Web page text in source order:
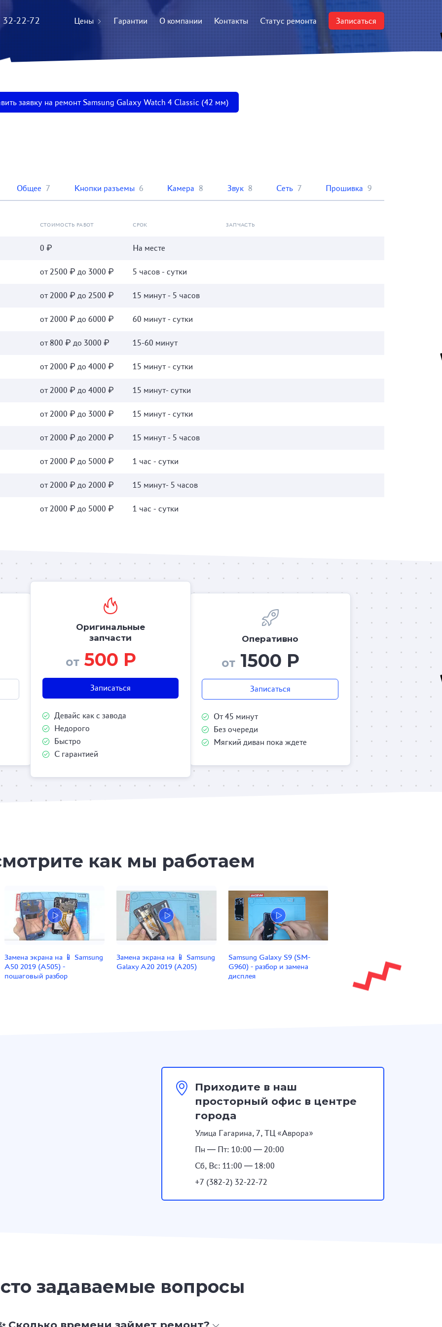
32-22-72 Цены Гарантии О компании Контакты Статус ремонта Записаться
заявку на ремонт Samsung Galaxy Watch 4 Classic (42 мм)
Общее 7 Кнопки разъемы 6 Камера 8 Звук 8 Сеть 7 Прошивка 9
СТОИМОСТЬ РАБОТ СРОК ЗАПЧАСТЬ
0 ₽ На месте
от 2500 ₽ до 3000 ₽ 5 часов - сутки
от 2000 ₽ до 2500 ₽ 15 минут - 5 часов
от 2000 ₽ до 6000 ₽ 60 минут - сутки
от 800 ₽ до 3000 ₽ 15-60 минут
от 2000 ₽ до 4000 ₽ 15 минут - сутки
от 2000 ₽ до 4000 ₽ 15 минут- сутки
от 2000 ₽ до 3000 ₽ 15 минут - сутки
от 2000 ₽ до 2000 ₽ 15 минут - 5 часов
от 2000 ₽ до 5000 ₽ 1 час - сутки
от 2000 ₽ до 2000 ₽ 15 минут- 5 часов
от 2000 ₽ до 5000 ₽ 1 час - сутки
Оригинальные
запчасти
от500 Р
Записаться
Девайс как с завода
Недорого
Быстро
С гарантией
Оперативно
от1500 Р
Записаться
От 45 минут
Без очереди
Мягкий диван пока ждете
как мы работаем
Замена экрана на 📱 Samsung
A50 2019 (A505) -
пошаговый разбор
Замена экрана на 📱 Samsung
Galaxy A20 2019 (A205)
Samsung Galaxy S9 (SM-
G960) - разбор и замена
дисплея
Приходите в наш
просторный офис в центре
города
Улица Гагарина, 7, ТЦ «Аврора»
Пн — Пт: 10:00 — 20:00
Сб, Вс: 11:00 — 18:00
+7 (382-2) 32-22-72
задаваемые вопросы